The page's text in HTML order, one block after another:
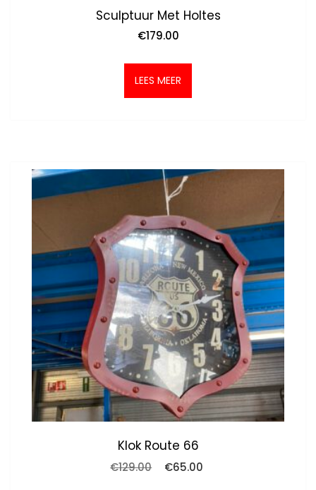
Sculptuur Met Holtes
€179.00
LEES MEER
Klok Route 66
€129.00
Oorspronkelijke
€65.00